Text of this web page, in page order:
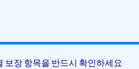
보장 항목을 반드시 확인하세요